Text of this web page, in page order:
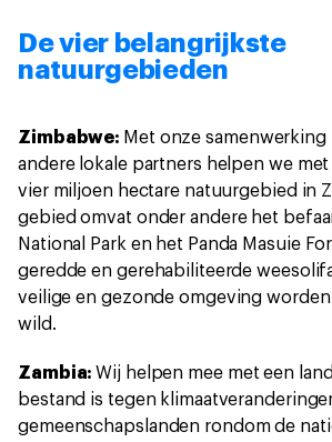
De vier belangrijkste
natuurgebieden
Zimbabwe: Met onze samenwerking
andere lokale partners helpen we
vier miljoen hectare natuurgebied in
gebied omvat onder andere het
National Park en het Panda Masuie
geredde en gerehabiliteerde
veilige en gezonde omgeving
wild.
Zambia: Wij helpen mee met een
bestand is tegen
gemeenschapslanden rondom de